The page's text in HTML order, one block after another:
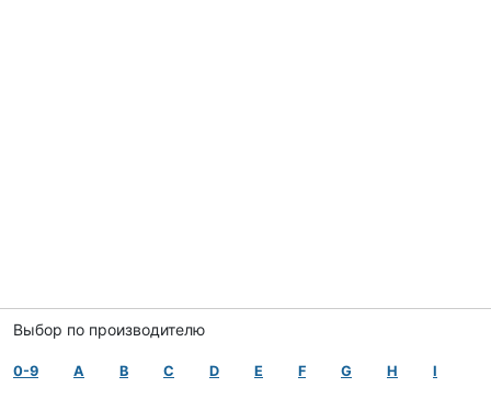
Выбор по производителю
0-9 A B C D E F G H I